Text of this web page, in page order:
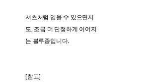
셔츠처럼 입을 수 있으면서
도, 조금 더 단정하게 이어지
는 블루종입니다.
[참고]